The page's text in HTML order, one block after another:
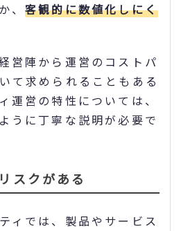
、 客観的に数値化しにく
営陣から運営のコストパ
て求められることもある
運営の特性については、
うに丁寧な説明が必要で
スクがある
ィでは、製品やサービス